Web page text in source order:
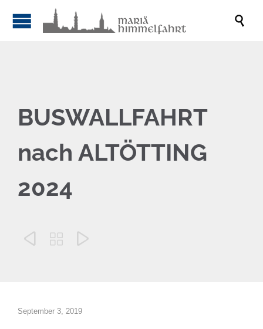

BUSWALLFAHRT
nach ALTÖTTING
2024
  
September 3, 2019